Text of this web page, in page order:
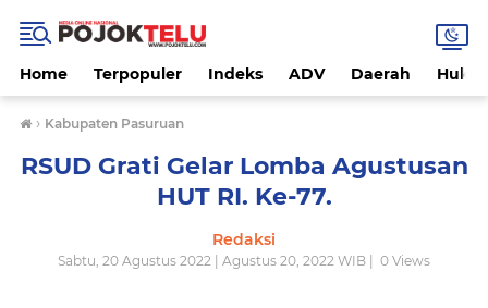
Home Terpopuler Indeks ADV Daerah
› Kabupaten Pasuruan
RSUD Grati Gelar Lomba Agustusan
HUT RI. Ke-77.
Redaksi
Sabtu, 20 Agustus 2022 | Agustus 20, 2022 WIB | 0 Views